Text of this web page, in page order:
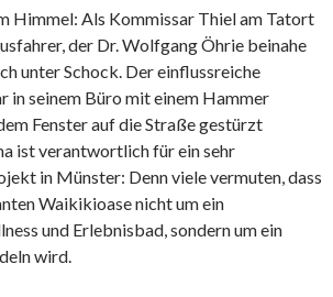
Himmel: Als Kommissar Thiel am Tatort
der Dr. Wolfgang Öhrie beinahe
unter Schock. Der einflussreiche
in seinem Büro mit einem Hammer
Fenster auf die Straße gestürzt
ist verantwortlich für ein sehr
in Münster: Denn viele vermuten, dass
Waikikioase nicht um ein
und Erlebnisbad, sondern um ein
wird.